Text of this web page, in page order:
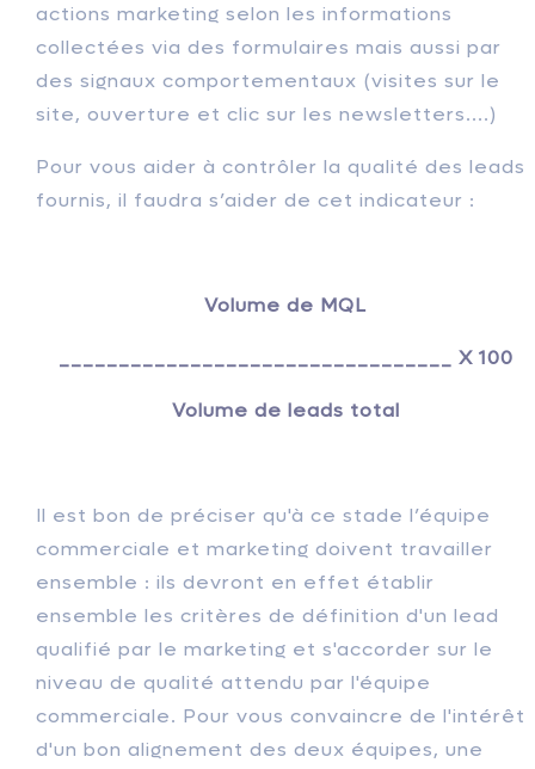
actions marketing selon les informations
collectées via des formulaires mais aussi par
des signaux comportementaux (visites sur le
site, ouverture et clic sur les newsletters....)
Pour vous aider à contrôler la qualité des leads
fournis, il faudra s’aider de cet indicateur :
Volume de MQL
_________________________________ X 100
Volume de leads total
Il est bon de préciser qu'à ce stade l’équipe
commerciale et marketing doivent travailler
ensemble : ils devront en effet établir
ensemble les critères de définition d'un lead
qualifié par le marketing et s'accorder sur le
niveau de qualité attendu par l'équipe
commerciale. Pour vous convaincre de l'intérêt
d'un bon alignement des deux équipes, une